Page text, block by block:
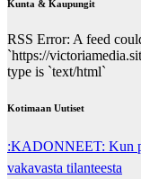
Kunta & Kaupungit
RSS Error: A feed
`https://
type is `text/html`
Kotimaan Uutiset
:KADONNEET: Kun
vakavasta tilanteesta